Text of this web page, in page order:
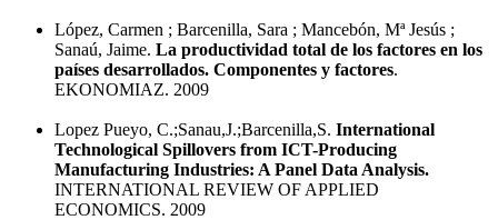
López, Carmen ; Barcenilla, Sara ; Mancebón, Mª Jesús ;
Sanaú, Jaime. La productividad total de los factores en los
países desarrollados. Componentes y factores.
EKONOMIAZ. 2009
Lopez Pueyo, C.;Sanau,J.;Barcenilla,S. International
Technological Spillovers from ICT-Producing
Manufacturing Industries: A Panel Data Analysis.
INTERNATIONAL REVIEW OF APPLIED
ECONOMICS. 2009